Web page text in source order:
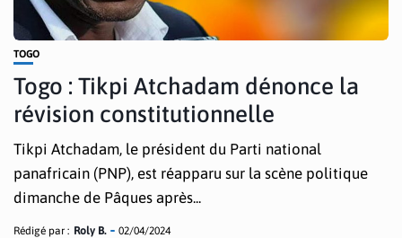
TOGO
Togo : Tikpi Atchadam dénonce la
révision constitutionnelle
Tikpi Atchadam, le président du Parti national
panafricain (PNP), est réapparu sur la scène politique
dimanche de Pâques après...
Rédigé par : Roly B. 02/04/2024